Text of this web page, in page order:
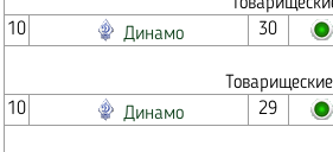
10
Динамо 30
10
Динамо 29